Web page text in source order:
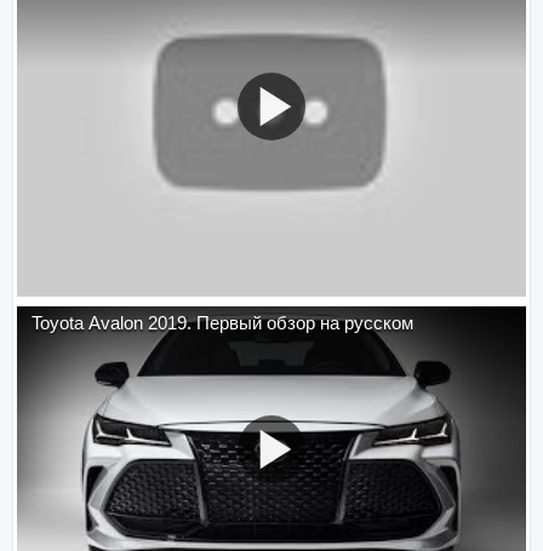
Toyota Avalon 2019. Первый обзор на русском